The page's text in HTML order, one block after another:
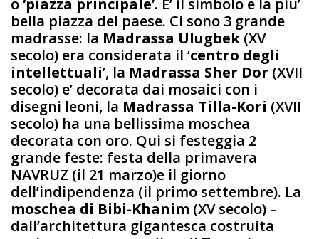
bella piazza del paese. Ci sono 3 grande
madrasse: la Madrassa Ulugbek (XV
secolo) era considerata il ‘centro degli
intellettuali’, la Madrassa Sher Dor (XVII
secolo) e’ decorata dai mosaici con i
disegni leoni, la Madrassa Tilla-Kori (XVII
secolo) ha una bellissima moschea
decorata con oro. Qui si festeggia 2
grande feste: festa della primavera
NAVRUZ (il 21 marzo)e il giorno
dell’indipendenza (il primo settembre). La
moschea di Bibi-Khanim (XV secolo) –
dall’architettura gigantesca costruita